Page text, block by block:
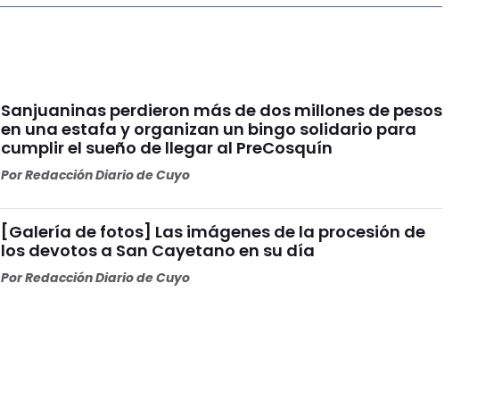
Sanjuaninas perdieron más de dos millones de pesos
en una estafa y organizan un bingo solidario para
cumplir el sueño de llegar al PreCosquín
PorRedacción Diario de Cuyo
[Galería de fotos] Las imágenes de la procesión de
los devotos a San Cayetano en su día
PorRedacción Diario de Cuyo